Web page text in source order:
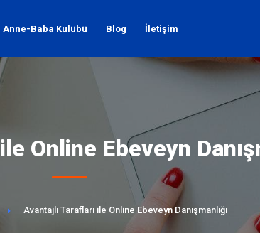
Anne-Baba Kulübü Blog İletişim
Online Ebeveyn
Avantajlı Tarafları ile Online Ebeveyn Danışmanlığı